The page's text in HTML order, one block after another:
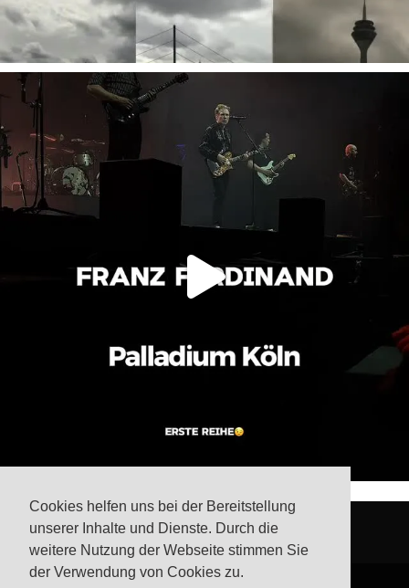
Cookies helfen uns bei der Bereitstellung
unserer Inhalte und Dienste. Durch die
weitere Nutzung der Webseite stimmen Sie
der Verwendung von Cookies zu.